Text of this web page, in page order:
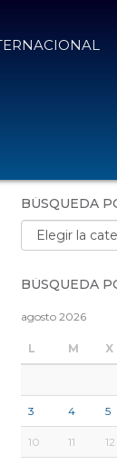
BÚSQUEDA
Búsqueda por
BÚSQUEDA
agosto 2026
L M X
3 4 5
10 11 12